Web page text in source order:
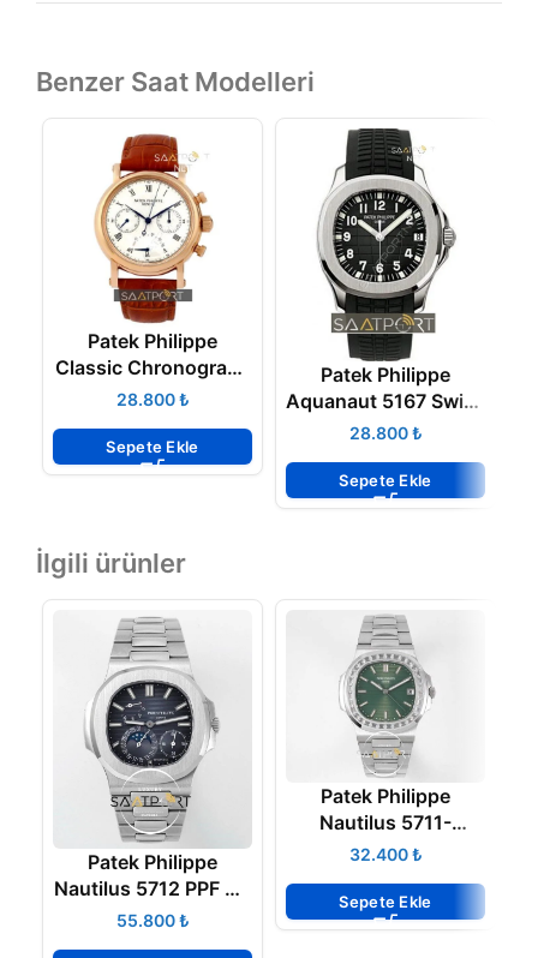
Benzer Saat Modelleri
Patek Philippe
Classic Chronograph
Lemania Movement
₺
Sepete Ekle
Patek Philippe
Aquanaut 5167 Swiss
Eta Saat₺
Sepete Ekle
İlgili ürünler
Patek Philippe
Nautilus 5712 PPF V3
Gri Kadran Super
₺
Patek Philippe
Nautilus 5711-
1300A-001 Green
Eta
₺
Sepete Ekle